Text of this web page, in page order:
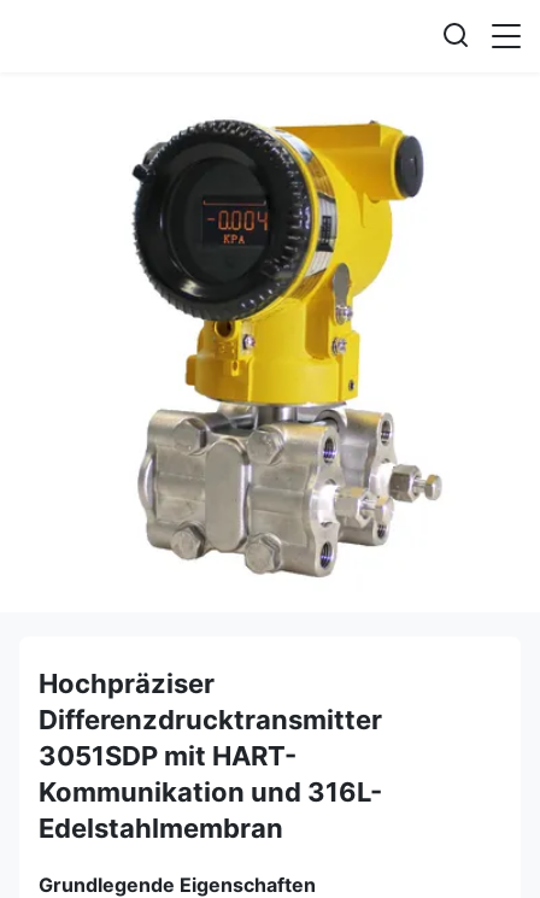
Hochpräziser
Differenzdrucktransmitter
3051SDP mit HART-
Kommunikation und 316L-
Edelstahlmembran
Grundlegende Eigenschaften